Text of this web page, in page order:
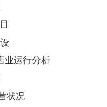
运行分析
状况